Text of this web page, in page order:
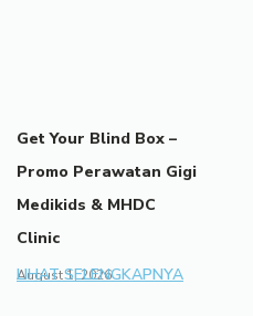
Get Your Blind Box –
Promo Perawatan Gigi
Medikids & MHDC
Clinic
August 1, 2026
LIHAT SELENGKAPNYA